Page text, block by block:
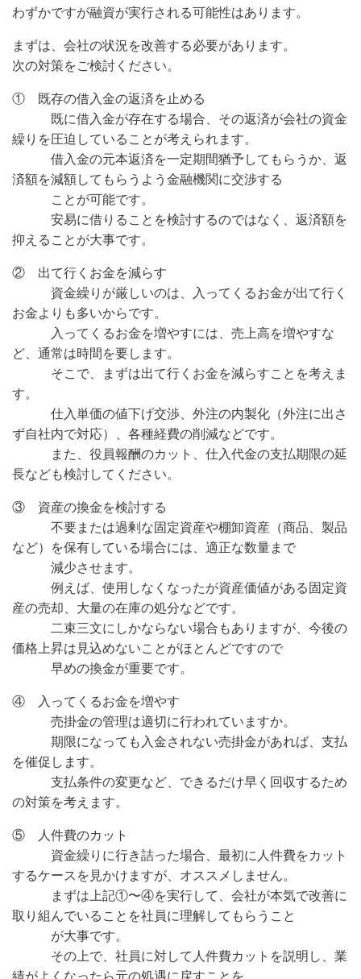
わずかですが融資が実行される可能性はあります。
まずは、会社の状況を改善する必要があります。
次の対策をご検討ください。
① 既存の借入金の返済を止める
既に借入金が存在する場合、その返済が会社の資金
繰りを圧迫していることが考えられます。
借入金の元本返済を一定期間猶予してもらうか、返
済額を減額してもらうよう金融機関に交渉する
ことが可能です。
安易に借りることを検討するのではなく、返済額を
抑えることが大事です。
② 出て行くお金を減らす
資金繰りが厳しいのは、入ってくるお金が出て行く
お金よりも多いからです。
入ってくるお金を増やすには、売上高を増やすな
ど、通常は時間を要します。
そこで、まずは出て行くお金を減らすことを考えま
す。
仕入単価の値下げ交渉、外注の内製化（外注に出さ
ず自社内で対応）、各種経費の削減などです。
また、役員報酬のカット、仕入代金の支払期限の延
長なども検討してください。
③ 資産の換金を検討する
不要または過剰な固定資産や棚卸資産（商品、製品
など）を保有している場合には、適正な数量まで
減少させます。
例えば、使用しなくなったが資産価値がある固定資
産の売却、大量の在庫の処分などです。
二束三文にしかならない場合もありますが、今後の
価格上昇は見込めないことがほとんどですので
早めの換金が重要です。
④ 入ってくるお金を増やす
売掛金の管理は適切に行われていますか。
期限になっても入金されない売掛金があれば、支払
を催促します。
支払条件の変更など、できるだけ早く回収するため
の対策を考えます。
⑤ 人件費のカット
資金繰りに行き詰った場合、最初に人件費をカット
するケースを見かけますが、オススメしません。
まずは上記①〜④を実行して、会社が本気で改善に
取り組んでいることを社員に理解してもらうこと
が大事です。
その上で、社員に対して人件費カットを説明し、業
績がよくなったら元の処遇に戻すことを